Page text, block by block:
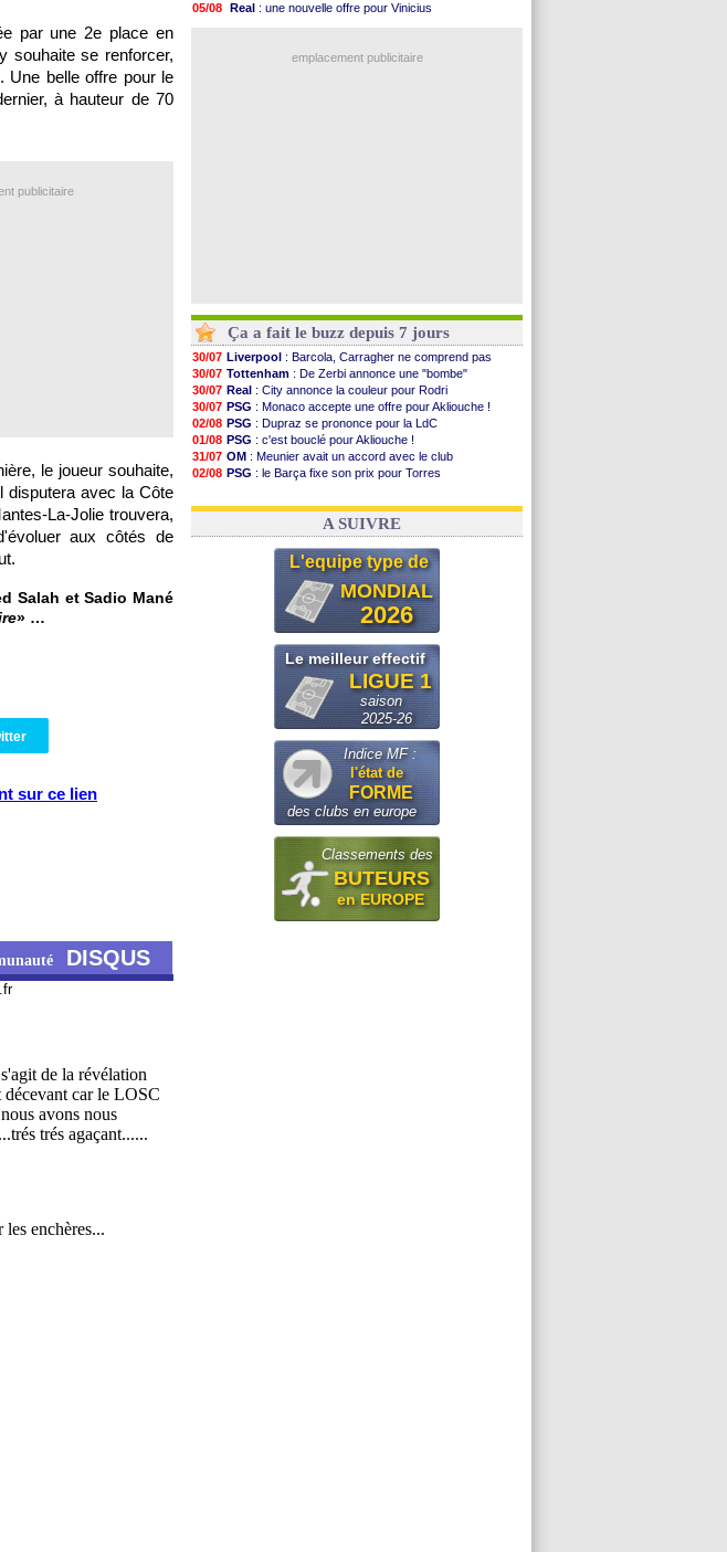
par une 2e place en
souhaite se renforcer,
Une belle offre pour le
à hauteur de 70
publicitaire
le joueur souhaite,
disputera avec la Côte
La-Jolie trouvera,
aux côtés de
Salah et Sadio Mané
» …
sur ce lien
DISQUS
05/08 Real : une nouvelle offre pour Vinicius
: Diomandé arrive pour 140 M€ !
emplacement publicitaire
Ça a fait le buzz depuis 7 jours
30/07 Liverpool : Barcola, Carragher ne comprend pas
30/07 Tottenham : De Zerbi annonce une "bombe"
30/07 Real : City annonce la couleur pour Rodri
30/07 PSG : Monaco accepte une offre pour Akliouche !
02/08 PSG : Dupraz se prononce pour la LdC
01/08 PSG : c'est bouclé pour Akliouche !
31/07 OM : Meunier avait un accord avec le club
02/08 PSG : le Barça fixe son prix pour Torres
01/08 Barça: Torres souhaite rejoindre le PSG !
A SUIVRE
L'equipe type de
MONDIAL
2026
Le meilleur effectif
LIGUE 1
saison
2025-26
Indice MF :
l'état de
FORME
des clubs en europe
Classements des
BUTEURS
en EUROPE